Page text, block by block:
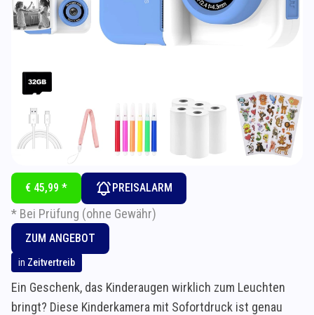
€ 45,99 * PREISALARM
* Bei Prüfung (ohne Gewähr)
ZUM ANGEBOT
in Zeitvertreib
Ein Geschenk, das Kinderaugen wirklich zum Leuchten
bringt? Diese Kinderkamera mit Sofortdruck ist genau